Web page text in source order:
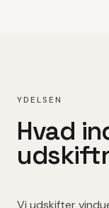
YDELSEN
Hvad
Vi udskifter